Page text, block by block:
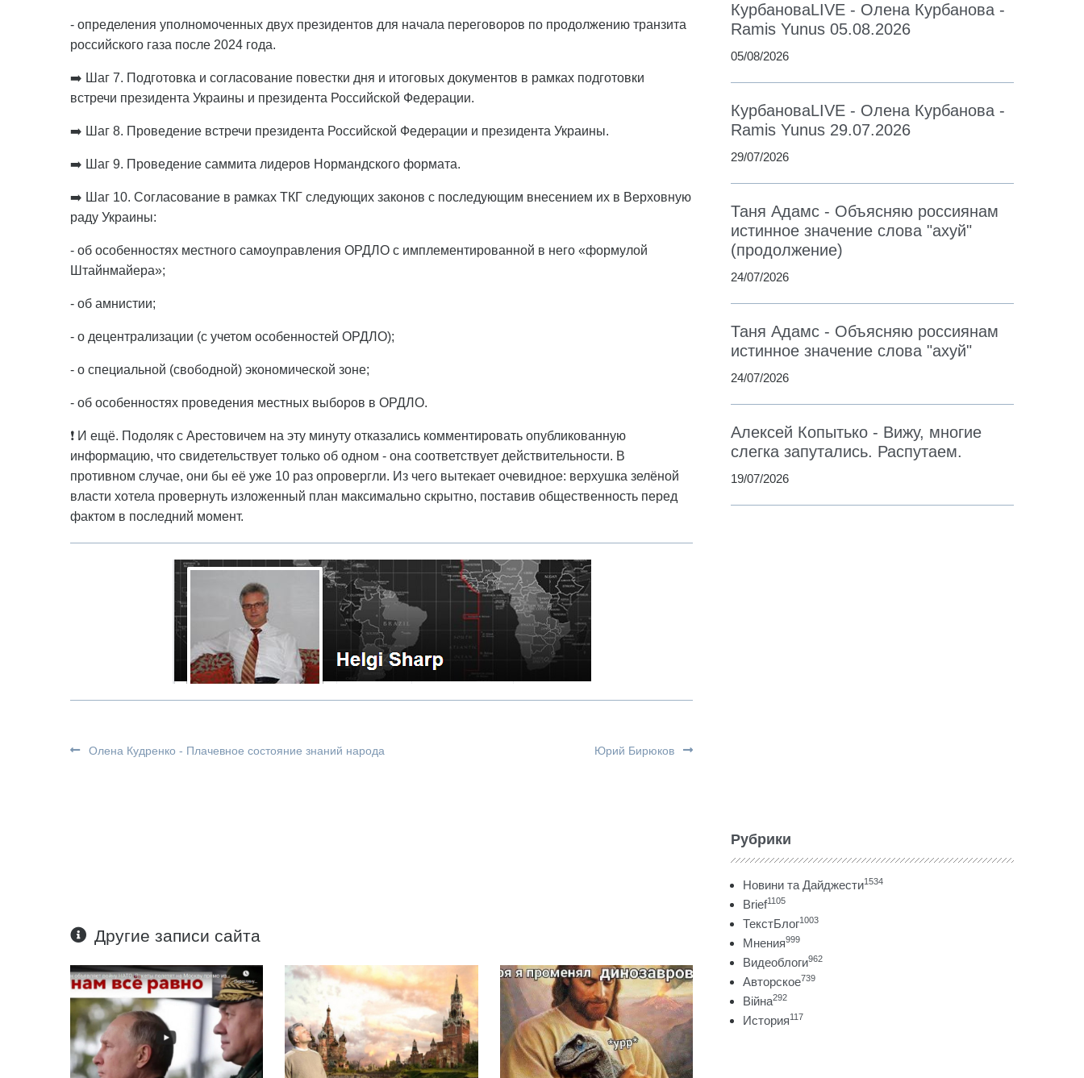
- определения уполномоченных двух президентов для начала переговоров по продолжению транзита
российского газа после 2024 года.
➡️ Шаг 7. Подготовка и согласование повестки дня и итоговых документов в рамках подготовки
встречи президента Украины и президента Российской Федерации.
➡️ Шаг 8. Проведение встречи президента Российской Федерации и президента Украины.
➡️ Шаг 9. Проведение саммита лидеров Нормандского формата.
➡️ Шаг 10. Согласование в рамках ТКГ следующих законов с последующим внесением их в Верховную
раду Украины:
- об особенностях местного самоуправления ОРДЛО с имплементированной в него «формулой
Штайнмайера»;
- об амнистии;
- о децентрализации (с учетом особенностей ОРДЛО);
- о специальной (свободной) экономической зоне;
- об особенностях проведения местных выборов в ОРДЛО.
❗ И ещё. Подоляк с Арестовичем на эту минуту отказались комментировать опубликованную
информацию, что свидетельствует только об одном - она соответствует действительности. В
противном случае, они бы её уже 10 раз опровергли. Из чего вытекает очевидное: верхушка зелёной
власти хотела провернуть изложенный план максимально скрытно, поставив общественность перед
фактом в последний момент.
Олена Кудренко - Плачевное состояние знаний народа Юрий Бирюков
Другие записи сайта
КурбановаLIVE - Олена Курбанова -
Ramis Yunus 05.08.2026
05/08/2026
КурбановаLIVE - Олена Курбанова -
Ramis Yunus 29.07.2026
29/07/2026
Таня Адамс - Объясняю россиянам
истинное значение слова "ахуй"
(продолжение)
24/07/2026
Таня Адамс - Объясняю россиянам
истинное значение слова "ахуй"
24/07/2026
Алексей Копытько - Вижу, многие
слегка запутались. Распутаем.
19/07/2026
Рубрики
Новини та Дайджести1534
Brief1105
ТекстБлог1003
Мнения999
Видеоблоги962
Авторское739
Війна292
История117